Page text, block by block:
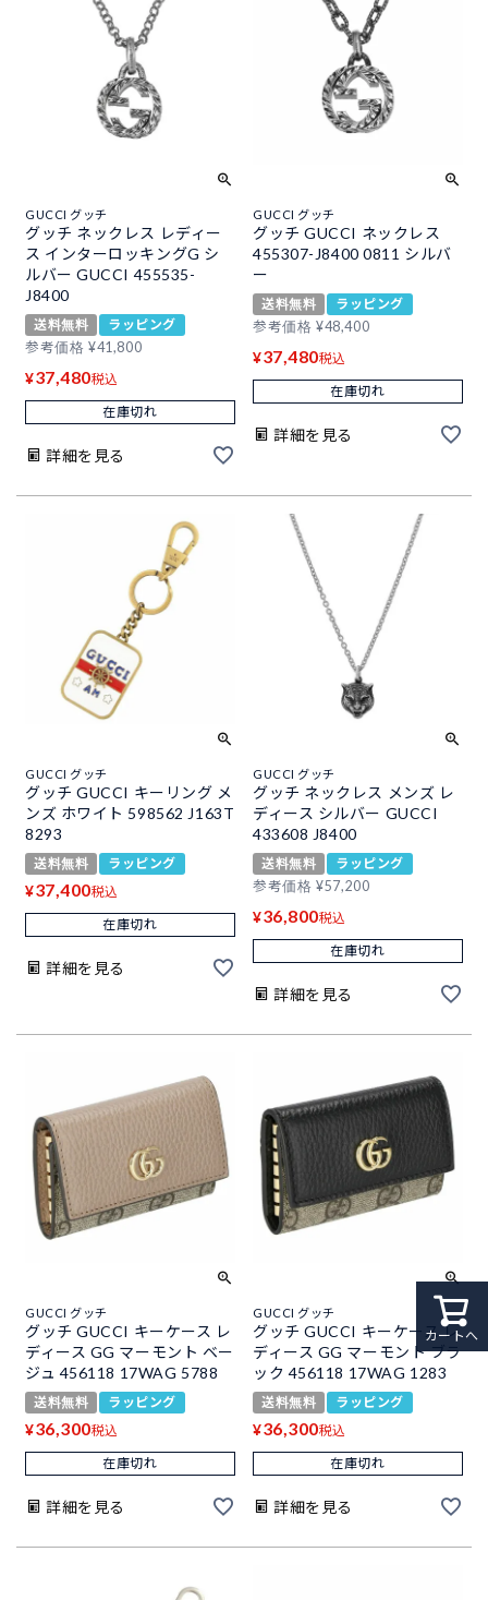
GUCCI グッチ
グッチ ネックレス レディー
ス インターロッキングG シ
ルバー GUCCI 455535-
J8400
送料無料
ラッピング
参考価格 ¥41,800
¥37,480税込
在庫切れ
詳細を見る
GUCCI グッチ
グッチ GUCCI ネックレス
455307-J8400 0811 シルバ
ー
送料無料
ラッピング
参考価格 ¥48,400
¥37,480税込
在庫切れ
詳細を見る
GUCCI グッチ
グッチ GUCCI キーリング メ
ンズ ホワイト 598562 J163T
8293
送料無料 ラッピング
¥37,400税込
在庫切れ
詳細を見る
GUCCI グッチ
グッチ ネックレス メンズ レ
ディース シルバー GUCCI
433608 J8400
送料無料
ラッピング
参考価格 ¥57,200
¥36,800税込
在庫切れ
詳細を見る
GUCCI グッチ
グッチ GUCCI キーケース レ
ディース GG マーモント ベー
ジュ 456118 17WAG 5788
送料無料 ラッピング
¥36,300税込
在庫切れ
詳細を見る
GUCCI グッチ
グッチ GUCCI キーケース レ
ディース GG マーモント ブラ
ック 456118 17WAG 1283
送料無料 ラッピング
¥36,300税込
在庫切れ
詳細を見る
カートへ